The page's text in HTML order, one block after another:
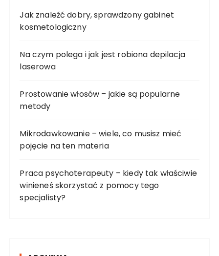
Jak znaleźć dobry, sprawdzony gabinet
kosmetologiczny
Na czym polega i jak jest robiona depilacja
laserowa
Prostowanie włosów – jakie są popularne
metody
Mikrodawkowanie – wiele, co musisz mieć
pojęcie na ten materia
Praca psychoterapeuty – kiedy tak właściwie
winieneś skorzystać z pomocy tego
specjalisty?